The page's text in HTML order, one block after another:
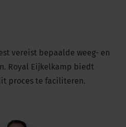
vereist bepaalde weeg- en
Royal Eijkelkamp biedt
proces te faciliteren.